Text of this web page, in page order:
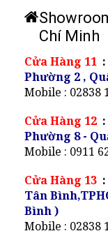
Chí Minh
Cửa Hàng 11 :
Phường 2 ,
Mobile : 02838
Cửa Hàng 12 :
Phường 8 -
Mobile : 0911
Cửa Hàng 13 :
Tân
Bình )
Mobile : 02838